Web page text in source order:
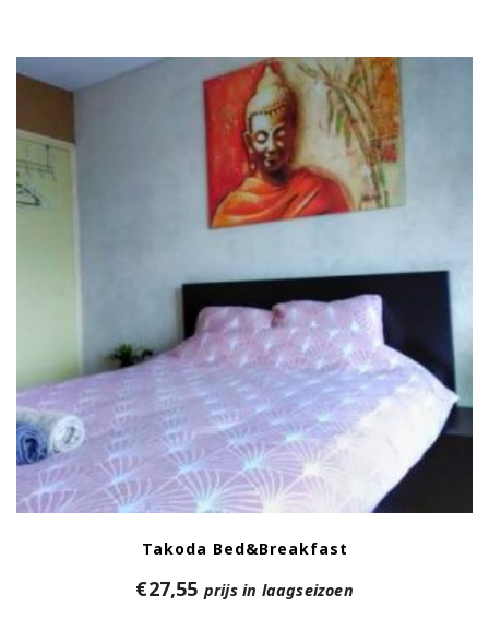
Takoda Bed&Breakfast
€27,55 prijs in laagseizoen